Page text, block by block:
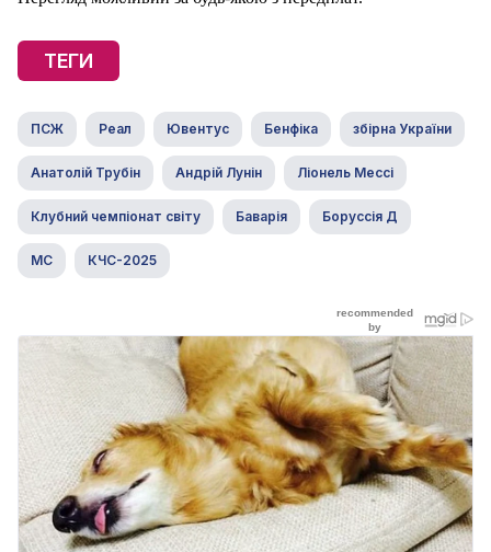
ТЕГИ
ПСЖ Реал Ювентус Бенфіка збірна України
Анатолій Трубін Андрій Лунін Ліонель Мессі
Клубний чемпіонат світу Баварія Боруссія Д
МС КЧС-2025